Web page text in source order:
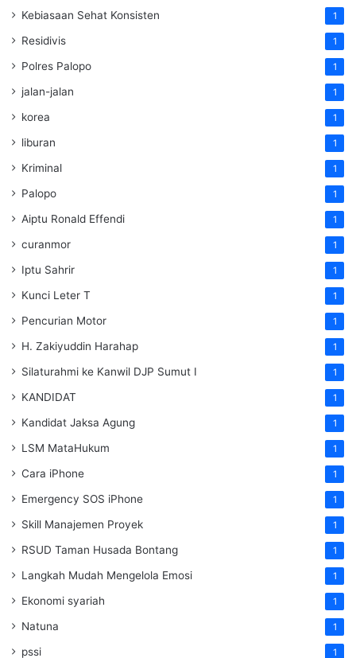
Kebiasaan Sehat Konsisten 1
Residivis 1
Polres Palopo 1
jalan-jalan 1
korea 1
liburan 1
Kriminal 1
Palopo 1
Aiptu Ronald Effendi 1
curanmor 1
Iptu Sahrir 1
Kunci Leter T 1
Pencurian Motor 1
H. Zakiyuddin Harahap 1
Silaturahmi ke Kanwil DJP Sumut I 1
KANDIDAT 1
Kandidat Jaksa Agung 1
LSM MataHukum 1
Cara iPhone 1
Emergency SOS iPhone 1
Skill Manajemen Proyek 1
RSUD Taman Husada Bontang 1
Langkah Mudah Mengelola Emosi 1
Ekonomi syariah 1
Natuna 1
pssi 1